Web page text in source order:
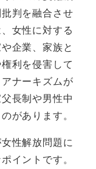
判を融合させ
女性に対する
企業、家族と
利を侵害して
ナーキズムが
長制や男性中
があります。
性解放問題に
イントです。